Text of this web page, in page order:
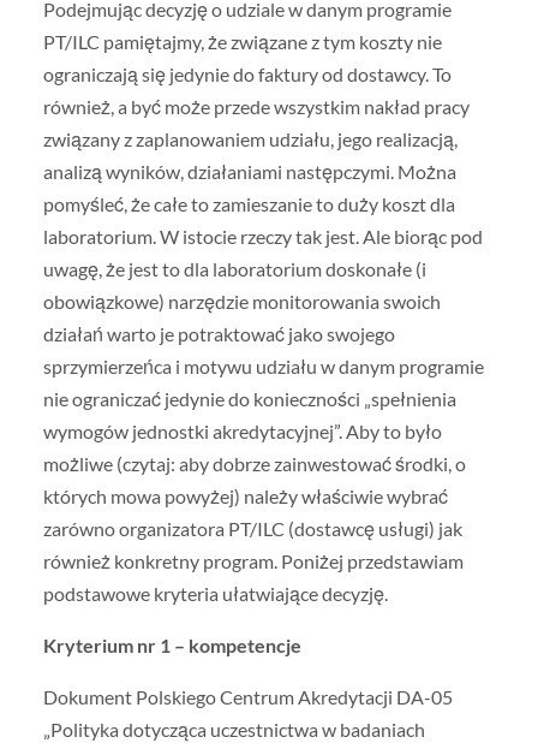
Podejmując decyzję o udziale w danym programie
PT/ILC pamiętajmy, że związane z tym koszty nie
ograniczają się jedynie do faktury od dostawcy. To
również, a być może przede wszystkim nakład pracy
związany z zaplanowaniem udziału, jego realizacją,
analizą wyników, działaniami następczymi. Można
pomyśleć, że całe to zamieszanie to duży koszt dla
laboratorium. W istocie rzeczy tak jest. Ale biorąc pod
uwagę, że jest to dla laboratorium doskonałe (i
obowiązkowe) narzędzie monitorowania swoich
działań warto je potraktować jako swojego
sprzymierzeńca i motywu udziału w danym programie
nie ograniczać jedynie do konieczności „spełnienia
wymogów jednostki akredytacyjnej”. Aby to było
możliwe (czytaj: aby dobrze zainwestować środki, o
których mowa powyżej) należy właściwie wybrać
zarówno organizatora PT/ILC (dostawcę usługi) jak
również konkretny program. Poniżej przedstawiam
podstawowe kryteria ułatwiające decyzję.
Kryterium nr 1 – kompetencje
Dokument Polskiego Centrum Akredytacji DA-05
„Polityka dotycząca uczestnictwa w badaniach